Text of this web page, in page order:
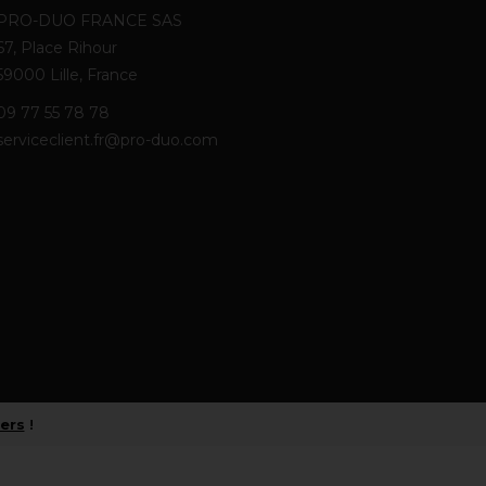
DUO FRANCE SAS
Place Rihour
Lille, France
77 55 78 78
duo.com
!